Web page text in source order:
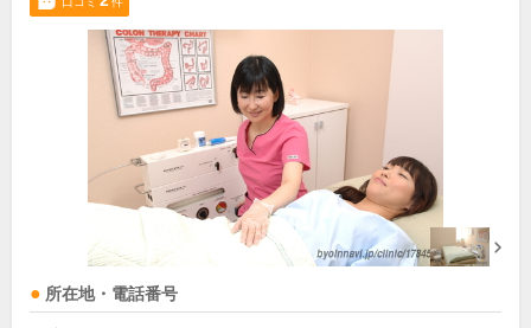
所在地・電話番号